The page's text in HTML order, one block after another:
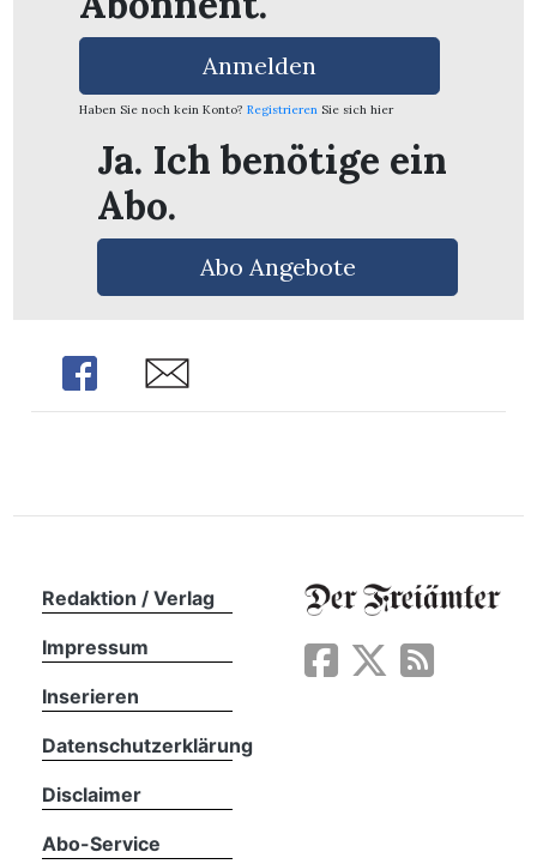
Anmelden
Haben Sie noch kein Konto? Registrieren Sie sich hier
Ja. Ich benötige ein
Abo.
Abo Angebote
Share Share
Redaktion / Verlag
Impressum
Inserieren
Datenschutzerklärung
Disclaimer
Abo-Service